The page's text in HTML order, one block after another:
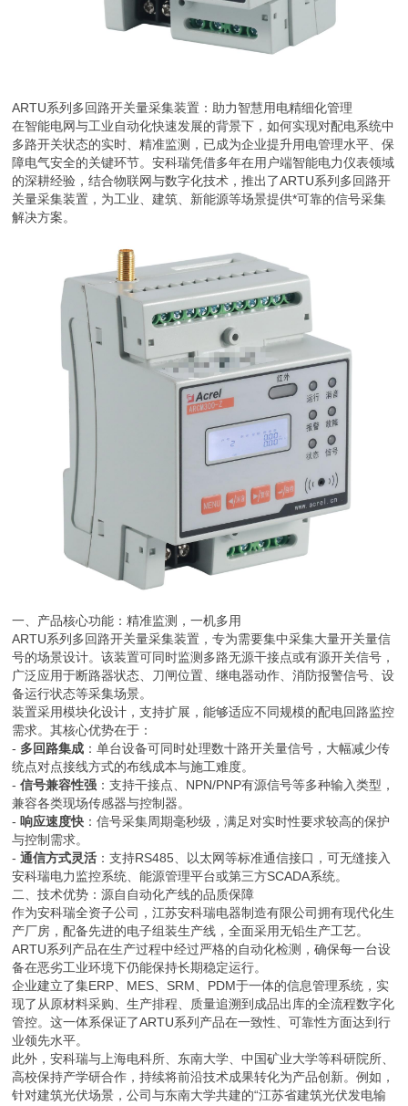
ARTU系列多回路开关量采集装置：助力智慧用电精细化管理
在智能电网与工业自动化快速发展的背景下，如何实现对配电系统中
多路开关状态的实时、精准监测，已成为企业提升用电管理水平、保
障电气安全的关键环节。安科瑞凭借多年在用户端智能电力仪表领域
的深耕经验，结合物联网与数字化技术，推出了ARTU系列多回路开
关量采集装置，为工业、建筑、新能源等场景提供*可靠的信号采集
解决方案。
一、产品核心功能：精准监测，一机多用
ARTU系列多回路开关量采集装置，专为需要集中采集大量开关量信
号的场景设计。该装置可同时监测多路无源干接点或有源开关信号，
广泛应用于断路器状态、刀闸位置、继电器动作、消防报警信号、设
备运行状态等采集场景。
装置采用模块化设计，支持扩展，能够适应不同规模的配电回路监控
需求。其核心优势在于：
- 多回路集成 ：单台设备可同时处理数十路开关量信号，大幅减少传
统点对点接线方式的布线成本与施工难度。
-信号兼容性强 ：支持干接点、NPN/PNP有源信号等多种输入类型，
兼容各类现场传感器与控制器。
- 响应速度快 ：信号采集周期毫秒级，满足对实时性要求较高的保护
与控制需求。
-通信方式灵活 ：支持RS485、以太网等标准通信接口，可无缝接入
安科瑞电力监控系统、能源管理平台或第三方SCADA系统。
二、技术优势：源自自动化产线的品质保障
作为安科瑞全资子公司，江苏安科瑞电器制造有限公司拥有现代化生
产厂房，配备先进的电子组装生产线，全面采用无铅生产工艺。
ARTU系列产品在生产过程中经过严格的自动化检测，确保每一台设
备在恶劣工业环境下仍能保持长期稳定运行。
企业建立了集ERP、MES、SRM、PDM于一体的信息管理系统，实
现了从原材料采购、生产排程、质量追溯到成品出库的全流程数字化
管控。这一体系保证了ARTU系列产品在一致性、可靠性方面达到行
业领先水平。
此外，安科瑞与上海电科所、东南大学、中国矿业大学等科研院所、
高校保持产学研合作，持续将前沿技术成果转化为产品创新。例如，
针对建筑光伏场景，公司与东南大学共建的“江苏省建筑光伏发电输